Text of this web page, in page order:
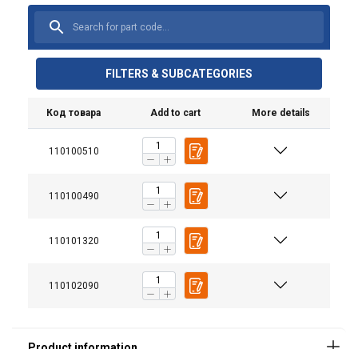
FILTERS & SUBCATEGORIES
Код товара Add to cart More details
110100510
110100490
110101320
110102090